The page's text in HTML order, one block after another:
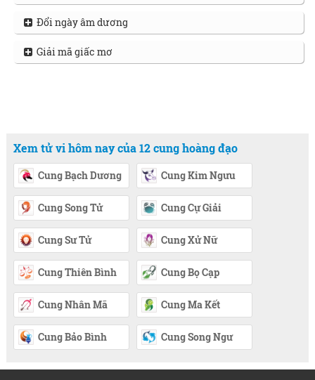
Đổi ngày âm dương
Giải mã giấc mơ
Xem tử vi hôm nay của 12 cung hoàng đạo
Cung Bạch Dương Cung Kim Ngưu
Cung Song Tử Cung Cự Giải
Cung Sư Tử Cung Xử Nữ
Cung Thiên Bình Cung Bọ Cạp
Cung Nhân Mã Cung Ma Kết
Cung Bảo Bình Cung Song Ngư